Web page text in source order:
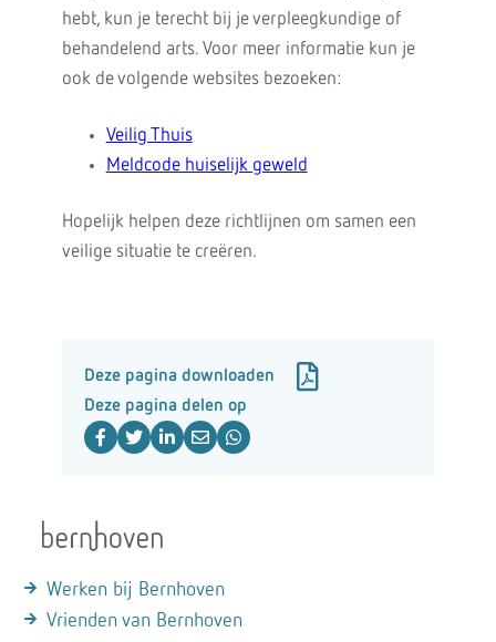
hebt, kun je terecht bij je verpleegkundige of
behandelend arts. Voor meer informatie kun je
ook de volgende websites bezoeken:
Veilig Thuis
Meldcode huiselijk geweld
Hopelijk helpen deze richtlijnen om samen een
veilige situatie te creëren.
Deze pagina downloaden
Deze pagina delen op
Werken bij Bernhoven
Vrienden van Bernhoven